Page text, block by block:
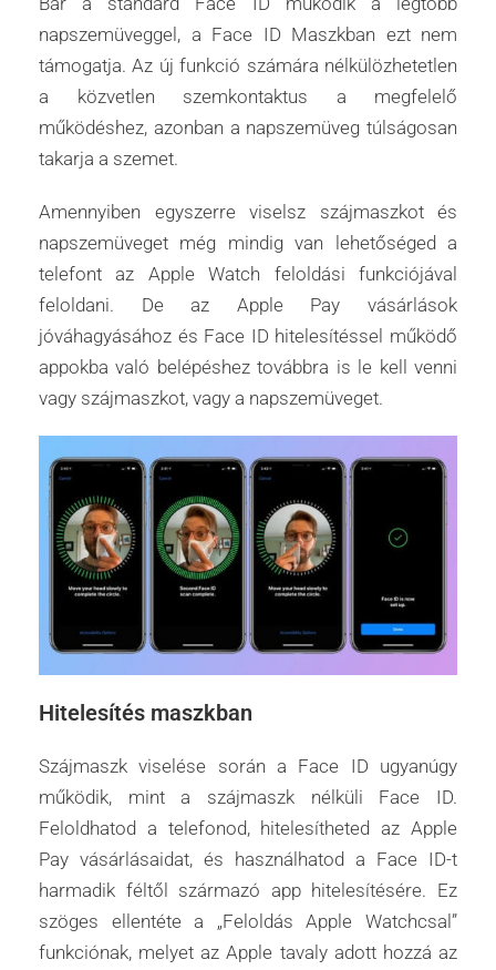
napszemüveggel, a Face ID Maszkban ezt nem
támogatja. Az új funkció számára nélkülözhetetlen
a közvetlen szemkontaktus a megfelelő
működéshez, azonban a napszemüveg túlságosan
takarja a szemet.
Amennyiben egyszerre viselsz szájmaszkot és
napszemüveget még mindig van lehetőséged a
telefont az Apple Watch feloldási funkciójával
feloldani. De az Apple Pay vásárlások
jóváhagyásához és Face ID hitelesítéssel működő
appokba való belépéshez továbbra is le kell venni
vagy szájmaszkot, vagy a napszemüveget.
Hitelesítés maszkban
Szájmaszk viselése során a Face ID ugyanúgy
működik, mint a szájmaszk nélküli Face ID.
Feloldhatod a telefonod, hitelesítheted az Apple
Pay vásárlásaidat, és használhatod a Face ID-t
harmadik féltől származó app hitelesítésére. Ez
szöges ellentéte a „Feloldás Apple Watchcsal”
funkciónak, melyet az Apple tavaly adott hozzá az